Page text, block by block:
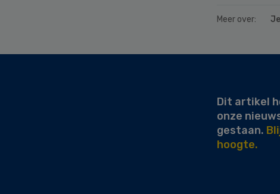
Meer over:
Secondary
Dit artikel
onze
gestaan.
hoogte.